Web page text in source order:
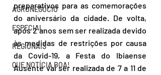
AGRONEGÓCIO
ESPECIAL
REGIONAIS
QUE NOTÍCIA BOA!
preparativos para as comemorações
do aniversário da cidade. De volta,
após 2 anos sem ser realizada devido
às medidas de restrições por causa
da Covid-19, a Festa do Ibiaense
Ausente vai ser realizada de 7 a 11 de